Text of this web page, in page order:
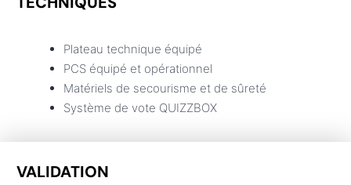
Plateau technique équipé
PCS équipé et opérationnel
Matériels de secourisme et de sûreté
Système de vote QUIZZBOX
VALIDATION